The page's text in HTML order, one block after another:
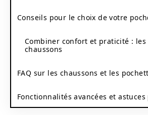
Conseils pour le choix de votre
Combiner confort et praticité : les
chaussons
FAQ sur les chaussons et les
Fonctionnalités avancées et